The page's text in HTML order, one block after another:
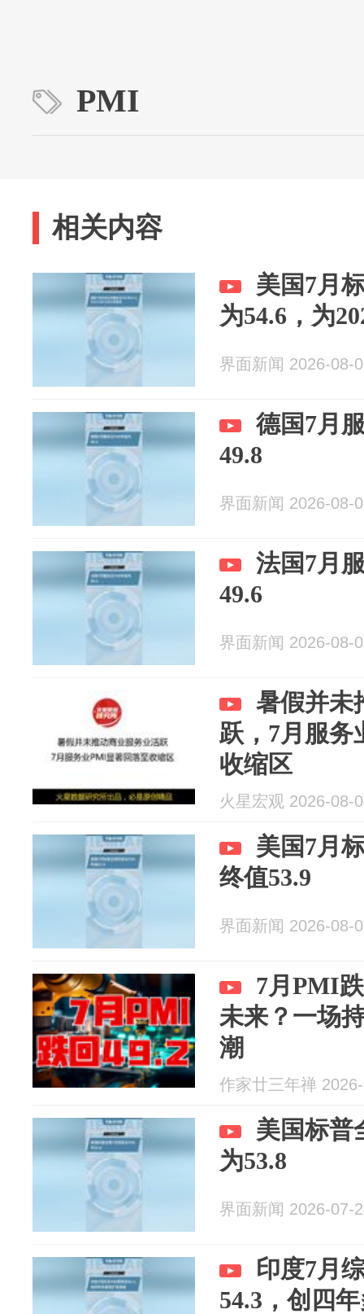
PMI
相关内容
美国7月
为54.6，为
界面新闻 2026-08-
德国7月
49.8
界面新闻 2026-08-
法国7月
49.6
界面新闻 2026-08-
暑假并未
跃，7月服务
收缩区
火星宏观 2026-08-
美国7月
终值53.9
界面新闻 2026-08-
7月PMI
未来？一场
潮
作家廿三年禅
美国标普
为53.8
界面新闻 2026-07-
印度7月
54.3，创四